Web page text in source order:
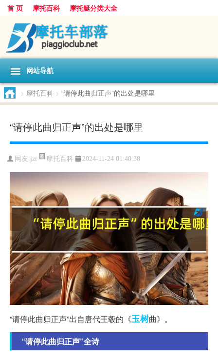
首 页 摩托百科 摩托艇分类大全
网站导航
> 摩托百科 > “请停此曲归正声”的出处是哪里
“请停此曲归正声”的出处是哪里
网友:jzr 摩托百科 2024-11-24 01:40:38
“请停此曲归正声”出自唐代王毂的《玉树曲》。
“请停此曲归正声”全诗